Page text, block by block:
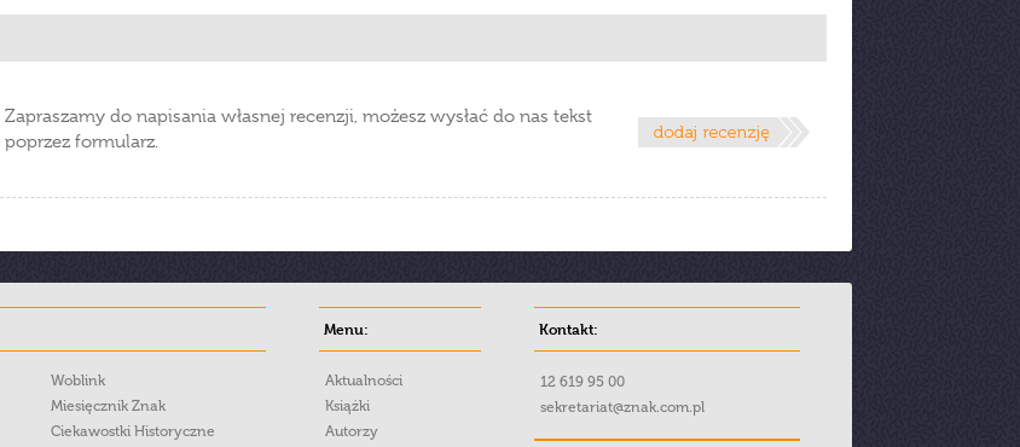
Zapraszamy do napisania własnej recenzji, możesz wysłać do nas tekst
poprzez formularz.
Woblink
Miesięcznik Znak
Ciekawostki Historyczne
Menu:
Aktualności
Książki
Autorzy
Kontakt:
12 619 95 00
sekretariat@znak.com.pl